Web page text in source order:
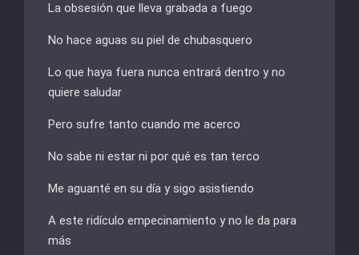
La obsesión que lleva grabada a fuego
No hace aguas su piel de chubasquero
Lo que haya fuera nunca entrará dentro y no
quiere saludar
Pero sufre tanto cuando me acerco
No sabe ni estar ni por qué es tan terco
Me aguanté en su día y sigo asistiendo
A este ridículo empecinamiento y no le da para
más